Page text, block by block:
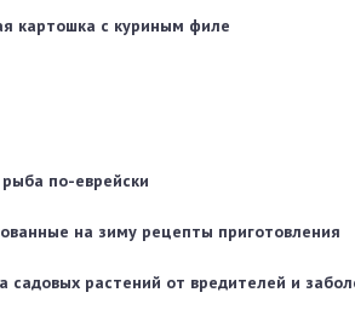
картошка с куриным филе
по-еврейски
на зиму рецепты приготовления
садовых растений от вредителей и